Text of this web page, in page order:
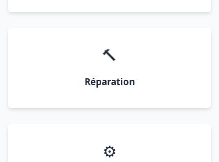
🔨
Réparation
⚙️